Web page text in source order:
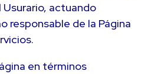
actuando
responsable de la Página
en términos